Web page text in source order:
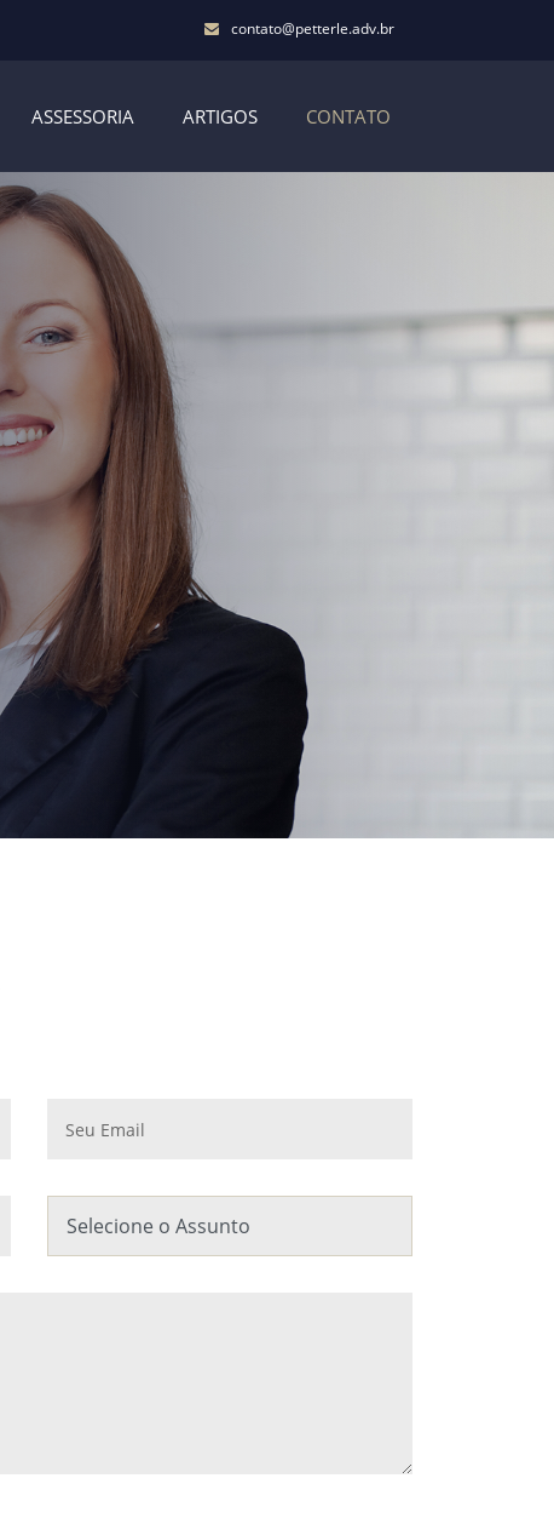
contato@petterle.adv.br
ASSESSORIA ARTIGOS CONTATO